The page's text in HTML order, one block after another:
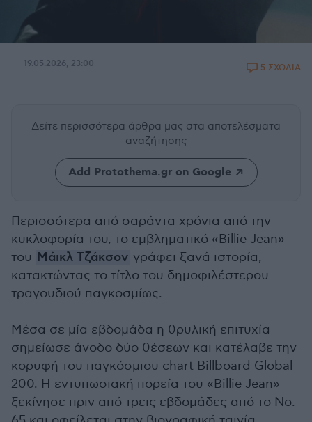
19.05.2026, 23:00 5 ΣΧΟΛΙΑ
Δείτε περισσότερα άρθρα μας στα αποτελέσματα
αναζήτησης
Add Protothema.gr on Google
Περισσότερα από σαράντα χρόνια από την
κυκλοφορία του, το εμβληματικό «Billie Jean»
του Μάικλ Τζάκσον γράφει ξανά ιστορία,
κατακτώντας το τίτλο του δημοφιλέστερου
τραγουδιού παγκοσμίως.
Μέσα σε μία εβδομάδα η θρυλική επιτυχία
σημείωσε άνοδο δύο θέσεων και κατέλαβε την
κορυφή του παγκόσμιου chart Billboard Global
200. Η εντυπωσιακή πορεία του «Billie Jean»
ξεκίνησε πριν από τρεις εβδομάδες από το No.